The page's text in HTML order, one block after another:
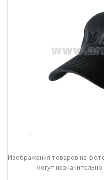
Изображения товаров на
могут